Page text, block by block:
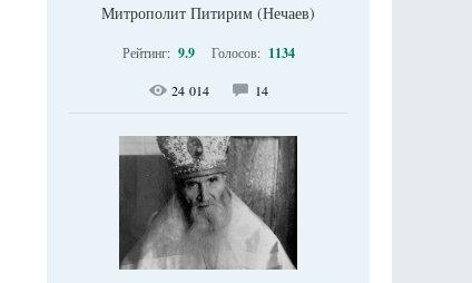
Митрополит Питирим (Нечаев)
Рейтинг: 9.9 Голосов: 1134
24 014 14